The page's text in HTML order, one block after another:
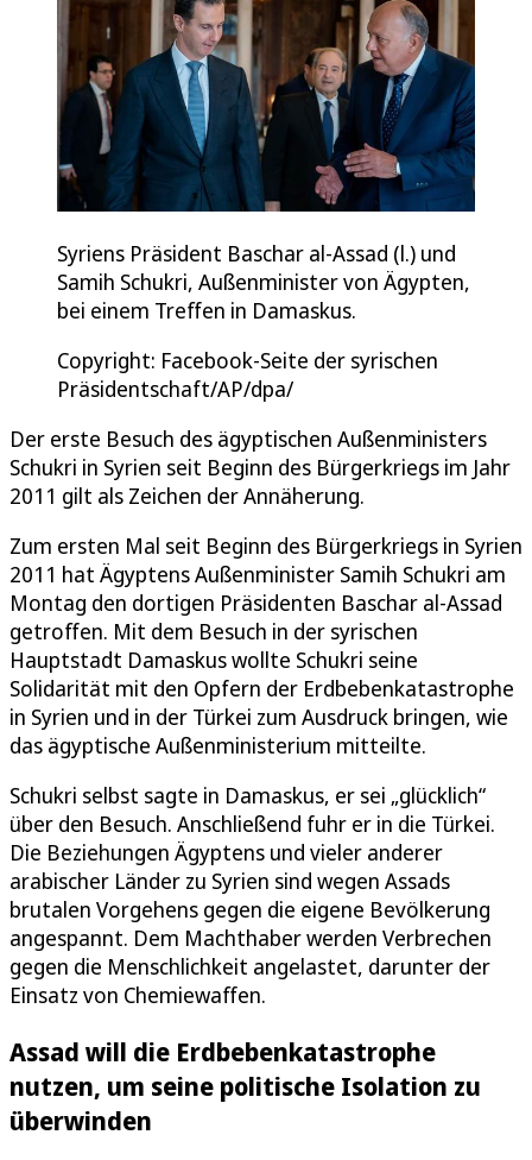
Syriens Präsident Baschar al-Assad (l.) und
Samih Schukri, Außenminister von Ägypten,
bei einem Treffen in Damaskus.
Copyright: Facebook-Seite der syrischen
Präsidentschaft/AP/dpa/
Der erste Besuch des ägyptischen Außenministers
Schukri in Syrien seit Beginn des Bürgerkriegs im Jahr
2011 gilt als Zeichen der Annäherung.
Zum ersten Mal seit Beginn des Bürgerkriegs in Syrien
2011 hat Ägyptens Außenminister Samih Schukri am
Montag den dortigen Präsidenten Baschar al-Assad
getroffen. Mit dem Besuch in der syrischen
Hauptstadt Damaskus wollte Schukri seine
Solidarität mit den Opfern der Erdbebenkatastrophe
in Syrien und in der Türkei zum Ausdruck bringen, wie
das ägyptische Außenministerium mitteilte.
Schukri selbst sagte in Damaskus, er sei „glücklich“
über den Besuch. Anschließend fuhr er in die Türkei.
Die Beziehungen Ägyptens und vieler anderer
arabischer Länder zu Syrien sind wegen Assads
brutalen Vorgehens gegen die eigene Bevölkerung
angespannt. Dem Machthaber werden Verbrechen
gegen die Menschlichkeit angelastet, darunter der
Einsatz von Chemiewaffen.
Assad will die Erdbebenkatastrophe
nutzen, um seine politische Isolation zu
überwinden